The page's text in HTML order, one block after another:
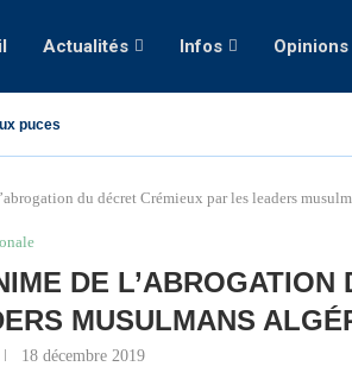
Actualités Infos Opinions
puces
du décret Crémieux par les leaders
DE L’ABROGATION
MUSULMANS
18 décembre 2019